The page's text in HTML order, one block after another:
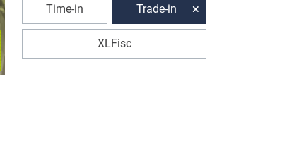
Time-in Trade-in
XLFisc